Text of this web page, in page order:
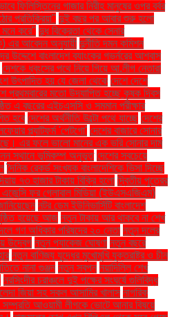
ফিলিস্তিনের গাজার নিরীহ মানুষের ওপর বর্বর
প্রতিক্রিয়া" দুই বছর পর আবার শুরু হলো
করে" দুধ বিক্রেতা থেকে সেনার
এর আবেদন অনুযায়ী দুর্নীতি দমন কমিশন
উদ্দেশে বাংলাদেশ ব্যাংকের গভর্নরের আশ্বাস
দেশকে ধ্বংসের পথে নিয়ে গিয়ে আ.লীগ নেতারা
উৎপাদিত হয় যে জেলা থেকে দেশে দেশে
প্রথমবারের মতো উদযাপিত হচ্ছে কৃষক দিবস
এ বছরের এইচএসসি ও সমমান পরীক্ষার
হবে দেশের অর্থনীতি উল্টো পথে যাচ্ছে দেশের
প্ল্যাটফর্ম 'পেটগো' দেশের বাজারে সোনার
এর ফলে ভালো মানের এক ভরি সোনার দাম
স্থানে ভূমিকম্প অনুভূত দেশের সবচেয়ে
দৈনিক রেকর্ড সংখ্যক বাংলাদেশিকে ভিসা দিচ্ছে
৭৩ হাজার টাকায় বিক্রি হলো দ্বিতীয় পুত্রের
ফর গ্লোবাল মিডিয়া (ইউএসএজিএম)
নটর ডেম ইউনিভার্সিটি বাংলাদেশ
হয়েছে আজ নতুন টাকায় আর থাকবে না শেখ
গণ অধিকার পরিষদের ২০ নেতা নতুন দলের
উদ্বেগ নতুন প্যাকেজ ঘোষণা নতুন বছরে
নতুন বাণিজ্য যুদ্ধের মুখোমুখি যুক্তরাষ্ট্র ও চীন
নানা গুঞ্জন নতুন স্বপ্ন নয়াদিল্লি শেখ
নরসিংদীর চরাঞ্চলে দুই পক্ষের সংঘর্ষে গুলিবিদ্ধ
জিয়া সহ সকল আসামির খালাস নাগরিক
সম্প্রতি আওয়ামী লীগকে ভোটে আনার বিষয়ে